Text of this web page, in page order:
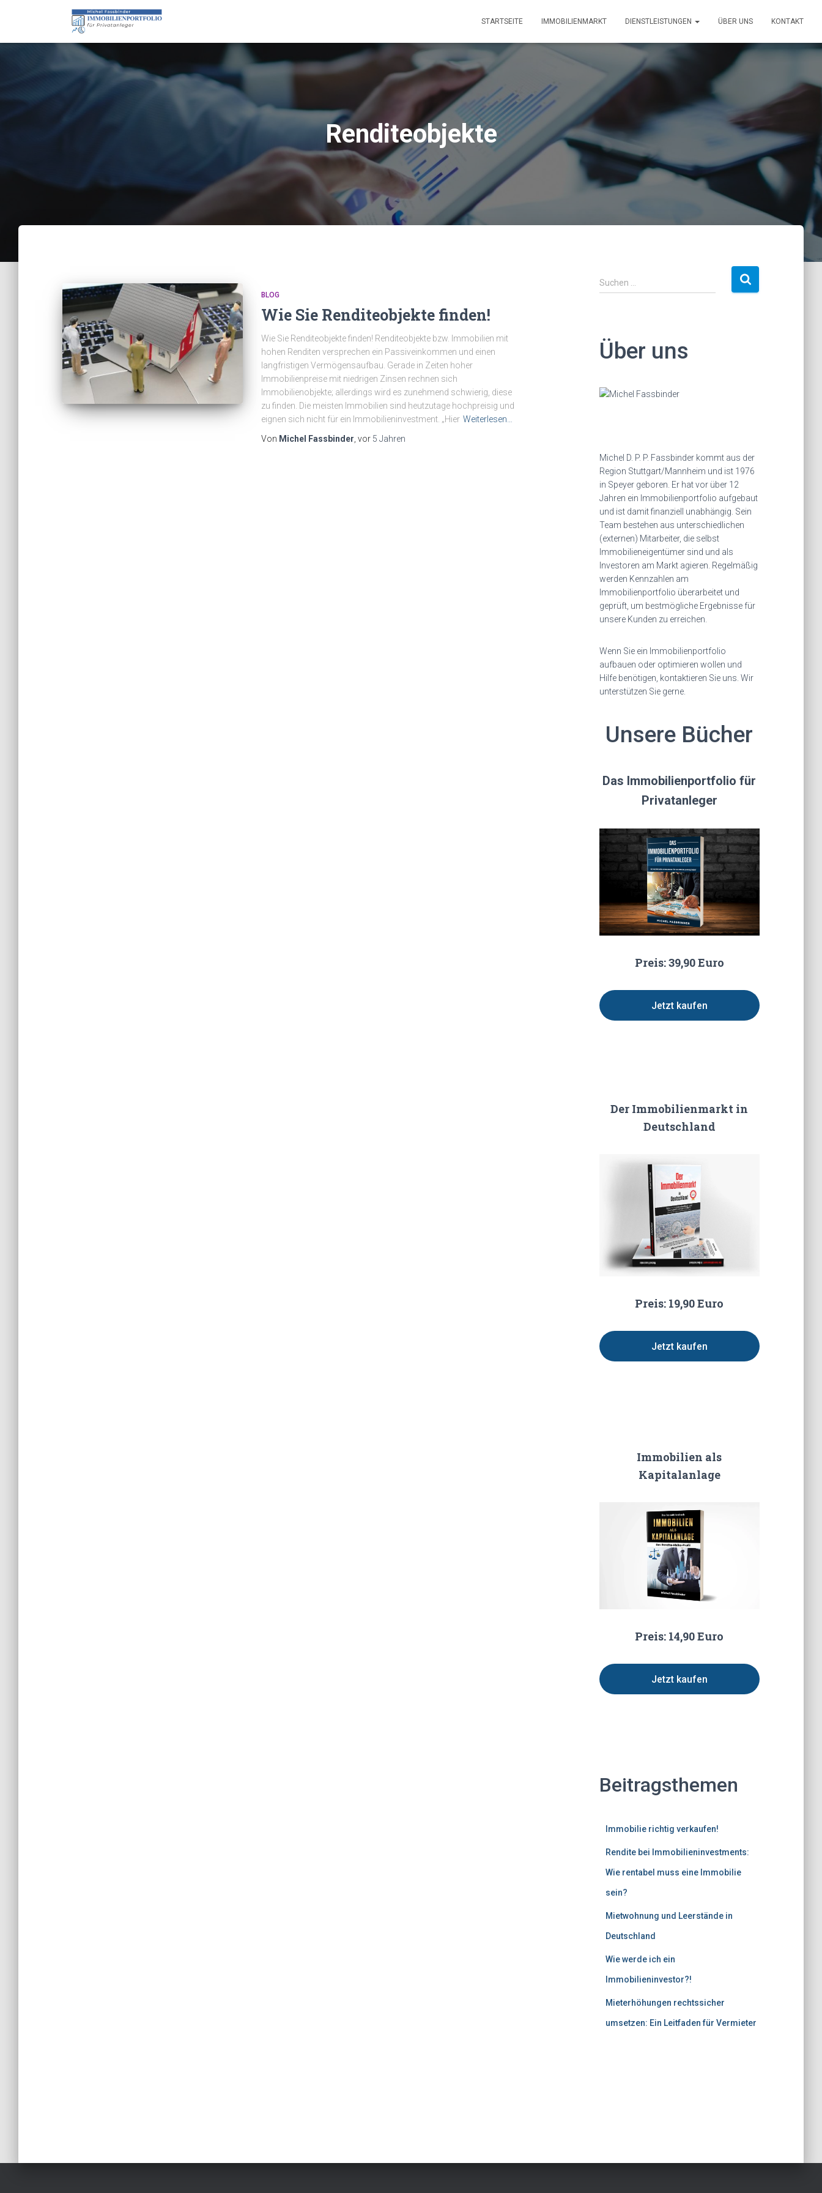
STARTSEITE IMMOBILIENMARKT DIENSTLEISTUNGEN ÜBER UNS KONTAKT
Renditeobjekte
BLOG
Wie Sie Renditeobjekte finden!
Wie Sie Renditeobjekte finden! Renditeobjekte bzw. Immobilien mit
hohen Renditen versprechen ein Passiveinkommen und einen
langfristigen Vermögensaufbau. Gerade in Zeiten hoher
Immobilienpreise mit niedrigen Zinsen rechnen sich
Immobilienobjekte; allerdings wird es zunehmend schwierig, diese
zu finden. Die meisten Immobilien sind heutzutage hochpreisig und
eignen sich nicht für ein Immobilieninvestment. „Hier Weiterlesen…
Von Michel Fassbinder , vor 5 Jahren
S
u
n
a
h
:
Suchen …
Über uns
Michel D. P. P. Fassbinder kommt aus der
Region Stuttgart/Mannheim und ist 1976
in Speyer geboren. Er hat vor über 12
Jahren ein Immobilienportfolio aufgebaut
und ist damit finanziell unabhängig. Sein
Team bestehen aus unterschiedlichen
(externen) Mitarbeiter, die selbst
Immobilieneigentümer sind und als
Investoren am Markt agieren. Regelmäßig
werden Kennzahlen am
Immobilienportfolio überarbeitet und
geprüft, um bestmögliche Ergebnisse für
unsere Kunden zu erreichen.
Wenn Sie ein Immobilienportfolio
aufbauen oder optimieren wollen und
Hilfe benötigen, kontaktieren Sie uns. Wir
unterstützen Sie gerne.
Unsere Bücher
Das Immobilienportfolio für
Privatanleger
Preis: 39,90 Euro
Jetzt kaufen
Der Immobilienmarkt in
Deutschland
Preis: 19,90 Euro
Jetzt kaufen
Immobilien als
Kapitalanlage
Preis: 14,90 Euro
Jetzt kaufen
Beitragsthemen
Immobilie richtig verkaufen!
Rendite bei Immobilieninvestments:
Wie rentabel muss eine Immobilie
sein?
Mietwohnung und Leerstände in
Deutschland
Wie werde ich ein
Immobilieninvestor?!
Mieterhöhungen rechtssicher
umsetzen: Ein Leitfaden für Vermieter